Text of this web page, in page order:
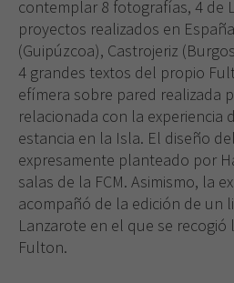
contemplar 8 fotografías, 4 de
proyectos realizados en
(Guipúzcoa), Castrojeriz
4 grandes textos del propio
efímera sobre pared realizada
relacionada con la experiencia
estancia en la Isla. El diseño
expresamente planteado por
salas de la FCM. Asimismo, la
acompañó de la edición de un
Lanzarote en el que se recogió
Fulton.